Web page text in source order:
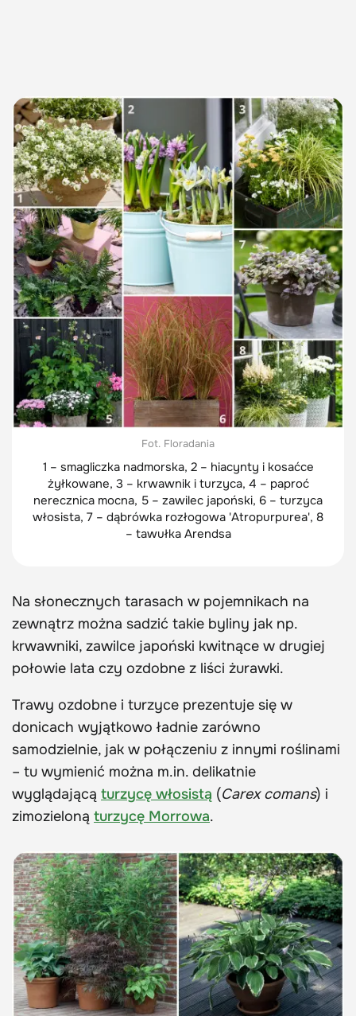
Fot. Floradania
1 – smagliczka nadmorska, 2 – hiacynty i kosaćce
żyłkowane, 3 – krwawnik i turzyca, 4 – paproć
nerecznica mocna, 5 – zawilec japoński, 6 – turzyca
włosista, 7 – dąbrówka rozłogowa 'Atropurpurea', 8
– tawułka Arendsa
Na słonecznych tarasach w pojemnikach na
zewnątrz można sadzić takie byliny jak np.
krwawniki, zawilce japoński kwitnące w drugiej
połowie lata czy ozdobne z liści żurawki.
Trawy ozdobne i turzyce prezentuje się w
donicach wyjątkowo ładnie zarówno
samodzielnie, jak w połączeniu z innymi roślinami
– tu wymienić można m.in. delikatnie
wyglądającą turzycę włosistą (Carex comans) i
zimozieloną turzycę Morrowa.